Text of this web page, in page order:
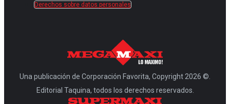
Derechos sobre datos personales
Una publicación de Corporación Favorita, Copyright 2026 ©.
Editorial Taquina, todos los derechos reservados.